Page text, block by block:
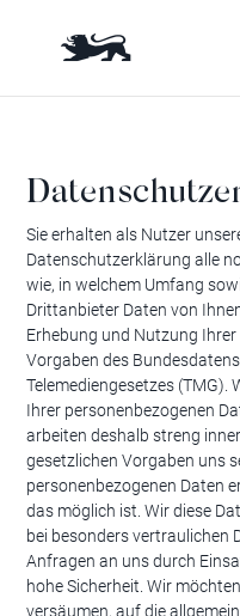
Sie erhalten als Nutzer
Datenschutzerklärung alle
wie, in welchem Umfang
Drittanbieter Daten von
Erhebung und Nutzung
Vorgaben des
Telemediengesetzes (TMG).
Ihrer personenbezogenen
arbeiten deshalb streng
gesetzlichen Vorgaben uns
personenbezogenen Daten
das möglich ist. Wir diese
bei besonders vertraulichen
Anfragen an uns durch
hohe Sicherheit. Wir
versäumen, auf die